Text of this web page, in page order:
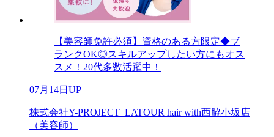
【美容師免許必須】資格のある方限定◆ブ
ランクOK◎スキルアップしたい方にもオス
スメ！20代多数活躍中！
07月14日UP
株式会社Y-PROJECT_LATOUR hair with西脇小坂店
（美容師）